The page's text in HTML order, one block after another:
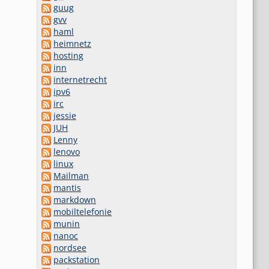
guug
gvv
haml
heimnetz
hosting
inn
internetrecht
ipv6
irc
jessie
JUH
Lenny
lenovo
linux
Mailman
mantis
markdown
mobiltelefonie
munin
nanoc
nordsee
packstation